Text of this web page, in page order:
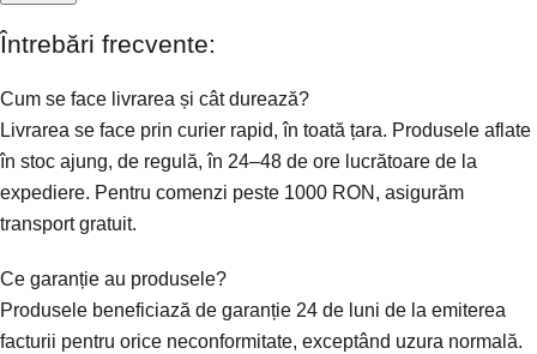
Întrebări frecvente:
Cum se face livrarea și cât durează?
Livrarea se face prin curier rapid, în toată țara. Produsele aflate
în stoc ajung, de regulă, în 24–48 de ore lucrătoare de la
expediere. Pentru comenzi peste 1000 RON, asigurăm
transport gratuit.
Ce garanție au produsele?
Produsele beneficiază de garanție 24 de luni de la emiterea
facturii pentru orice neconformitate, exceptând uzura normală.